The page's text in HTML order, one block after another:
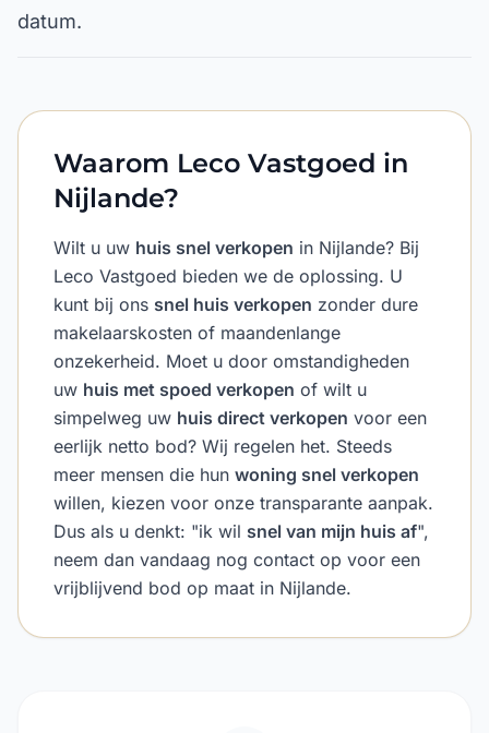
datum.
Waarom Leco Vastgoed in
Nijlande?
Wilt u uw huis snel verkopen in Nijlande? Bij
Leco Vastgoed bieden we de oplossing. U
kunt bij ons snel huis verkopen zonder dure
makelaarskosten of maandenlange
onzekerheid. Moet u door omstandigheden
uw huis met spoed verkopen of wilt u
simpelweg uw huis direct verkopen voor een
eerlijk netto bod? Wij regelen het. Steeds
meer mensen die hun woning snel verkopen
willen, kiezen voor onze transparante aanpak.
Dus als u denkt: "ik wil snel van mijn huis af",
neem dan vandaag nog contact op voor een
vrijblijvend bod op maat in Nijlande.